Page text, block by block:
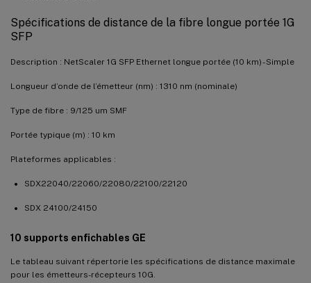
Spécifications de distance de la fibre longue portée 1G
SFP
Description : NetScaler 1G SFP Ethernet longue portée (10 km) - Simple
Longueur d’onde de l’émetteur (nm) : 1310 nm (nominale)
Type de fibre : 9/125 um SMF
Portée typique (m) : 10 km
Plateformes applicables :
SDX22040/22060/22080/22100/22120
SDX 24100/24150
10 supports enfichables GE
Le tableau suivant répertorie les spécifications de distance maximale
pour les émetteurs-récepteurs 10G.